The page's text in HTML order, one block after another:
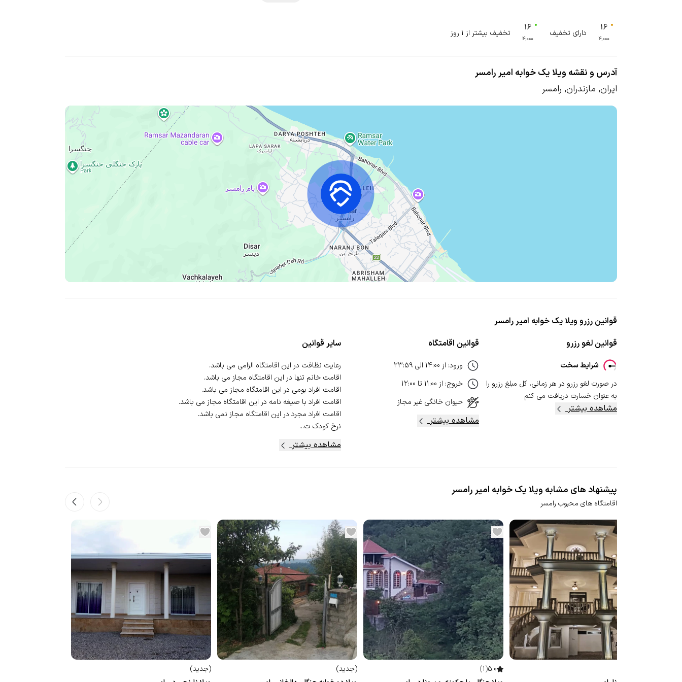
دارای تخفیف تخفیف بیشتر از 1 روز
آدرس و نقشه ویلا یک خوابه امیر رامسر
ایران, مازندران, رامسر
قوانین رزرو ویلا یک خوابه امیر رامسر
قوانین لغو رزرو
شرایط سخت
در صورت لغو رزرو در هر زمانی، کل مبلغ رزرو را
به عنوان خسارت دریافت می کنم
مشاهده بیشتر
قوانین اقامتگاه
ورود: از 14:00 الی 23:59
خروج: از 11:00 تا 12:00
حیوان خانگی غیر مجاز
مشاهده بیشتر
سایر قوانین
نرخ کودک ت...
مشاهده بیشتر
پیشنهاد های مشابه ویلا یک خوابه امیر رامسر
اقامتگاه های محبوب رامسر
5.0
(
1
)
(جدید)
(جدید)